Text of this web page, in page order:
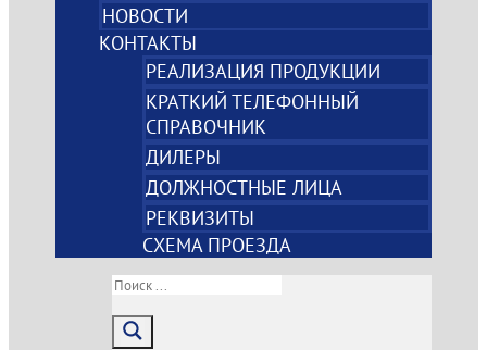
НОВОСТИ
КОНТАКТЫ
РЕАЛИЗАЦИЯ ПРОДУКЦИИ
КРАТКИЙ ТЕЛЕФОННЫЙ
СПРАВОЧНИК
ДИЛЕРЫ
ДОЛЖНОСТНЫЕ ЛИЦА
РЕКВИЗИТЫ
СХЕМА ПРОЕЗДА